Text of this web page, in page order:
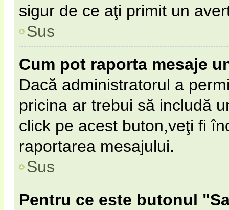
sigur de ce aţi primit un
Sus
Cum pot raporta mesaje
Dacă administratorul a
pricina ar trebui să includă
click pe acest buton,veţi fi
raportarea mesajului.
Sus
Pentru ce este butonul